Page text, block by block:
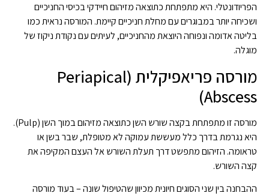
הפריודונטלי. היא מתפתחת כתוצאה מזיהום חיידקי בכיסי החניכיים
ושכיחה יותר במבוגרים עם מחלת חניכיים קיימת. המורסה נראית כמו
בליטה אדומה ונפוחה היוצאת מהחניכיים, לעיתים עם נקודת ניקוז של
מוגלה.
מורסה פריאפיקלית (Periapical
Abscess)
מורסה זו מתפתחת בקצה שורש השן כתוצאה מזיהום במוך השן (Pulp).
היא נגרמת בדרך כלל מעששת עמוקה לא מטופלת, שבר בשן או
טראומה. הזיהום מתפשט דרך תעלת השורש אל העצם המקיפה את
קצה השורש.
ההבחנה בין שני הסוגים חיונית מכיוון שהטיפול שונה – בעוד מורסה